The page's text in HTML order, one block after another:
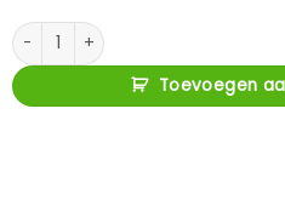
Vaas Velora taupe aantal
Toevoegen